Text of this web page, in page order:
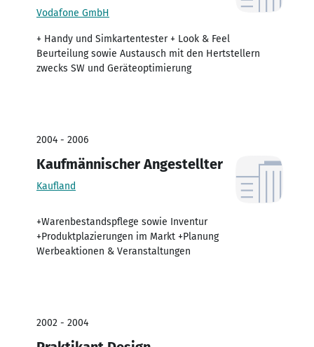
Vodafone GmbH
+ Handy und Simkartentester + Look & Feel
Beurteilung sowie Austausch mit den Hertstellern
zwecks SW und Geräteoptimierung
2004 - 2006
Kaufmännischer Angestellter
Kaufland
+Warenbestandspflege sowie Inventur
+Produktplazierungen im Markt +Planung
Werbeaktionen & Veranstaltungen
2002 - 2004